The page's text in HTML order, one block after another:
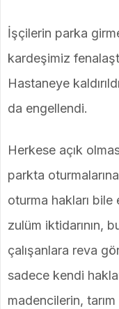
İşçilerin parka
kardeşimiz
Hastaneye
da engellendi.
Herkese açık
parkta
oturma hakları bile
zulüm iktidarının,
çalışanlara reva
sadece kendi
madencilerin, tarım